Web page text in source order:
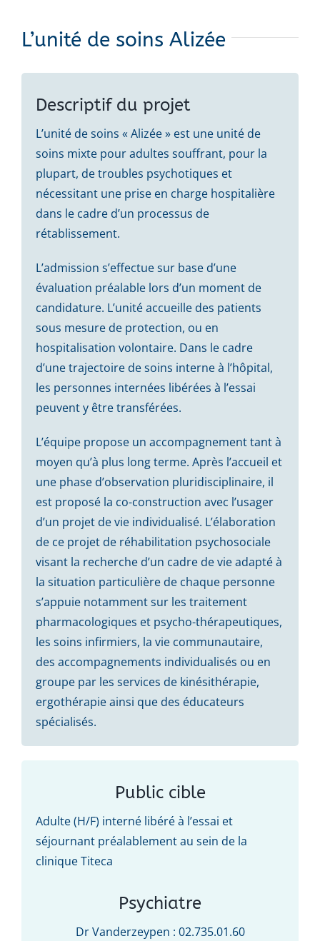
L’unité de soins Alizée
Descriptif du projet
L’unité de soins « Alizée » est une unité de
soins mixte pour adultes souffrant, pour la
plupart, de troubles psychotiques et
nécessitant une prise en charge hospitalière
dans le cadre d’un processus de
rétablissement.
L’admission s’effectue sur base d’une
évaluation préalable lors d’un moment de
candidature. L’unité accueille des patients
sous mesure de protection, ou en
hospitalisation volontaire. Dans le cadre
d’une trajectoire de soins interne à l’hôpital,
les personnes internées libérées à l’essai
peuvent y être transférées.
L’équipe propose un accompagnement tant à
moyen qu’à plus long terme. Après l’accueil et
une phase d’observation pluridisciplinaire, il
est proposé la co-construction avec l’usager
d’un projet de vie individualisé. L’élaboration
de ce projet de réhabilitation psychosociale
visant la recherche d’un cadre de vie adapté à
la situation particulière de chaque personne
s’appuie notamment sur les traitement
pharmacologiques et psycho-thérapeutiques,
les soins infirmiers, la vie communautaire,
des accompagnements individualisés ou en
groupe par les services de kinésithérapie,
ergothérapie ainsi que des éducateurs
spécialisés.
Public cible
Adulte (H/F) interné libéré à l’essai et
séjournant préalablement au sein de la
clinique Titeca
Psychiatre
Dr Vanderzeypen : 02.735.01.60